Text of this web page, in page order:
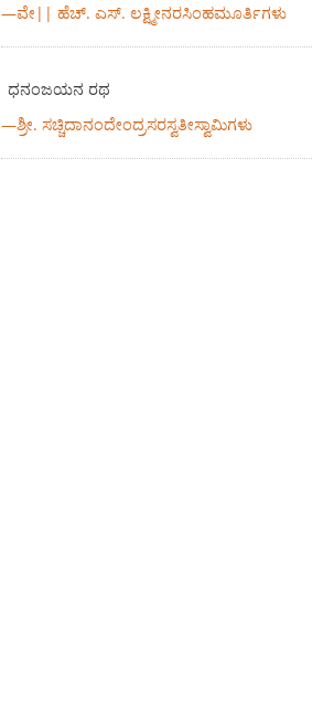
—ವೇ|| ಹೆಚ್. ಎಸ್. ಲಕ್ಷ್ಮೀನರಸಿಂಹಮೂರ್ತಿಗಳು
ಧನಂಜಯನ ರಥ
—ಶ್ರೀ. ಸಚ್ಚಿದಾನಂದೇಂದ್ರಸರಸ್ವತೀಸ್ವಾಮಿಗಳು